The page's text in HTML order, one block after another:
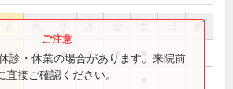
祝
● ● ● ● ●
診・休業の場合があります。来院前
直接ご確認ください。